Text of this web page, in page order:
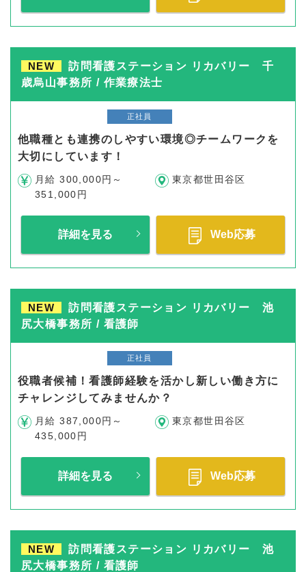
NEW
訪問看護ステーション リカバリー 千
歳烏山事務所 / 作業療法士
正社員
他職種とも連携のしやすい環境◎チームワークを
大切にしています！
月給 300,000円～
351,000円
東京都世田谷区
詳細を見る Web応募
NEW
訪問看護ステーション リカバリー 池
尻大橋事務所 / 看護師
正社員
役職者候補！看護師経験を活かし新しい働き方に
チャレンジしてみませんか？
月給 387,000円～
435,000円
東京都世田谷区
詳細を見る Web応募
NEW
訪問看護ステーション リカバリー 池
尻大橋事務所 / 看護師